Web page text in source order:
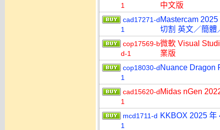
1
中文版
cad17271-d
1
Mastercam
切割 英文／簡體
cop17569-b
d-1
微軟 Visual
業版
cop18030-d
1
Nuance Dragon
cad15620-d
1
Midas nGen
mcd1711-d
1
KKBOX 2025 年